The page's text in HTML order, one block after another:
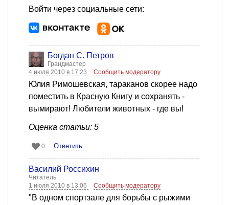
Войти через социальные сети:
Богдан С. Петров
Грандмастер
4 июля 2010 в 17:23
Сообщить модератору
Юлия Римошевская, тараканов скорее надо
поместить в Красную Книгу и сохранять -
вымирают! Любители животных - где вы!
Оценка статьи: 5
0 Ответить
Василий Россихин
Читатель
1 июля 2010 в 13:06
Сообщить модератору
"В одном спортзале для борьбы с рыжими